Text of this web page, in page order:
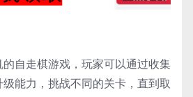
自走棋游戏，玩家可以通过收集
能力，挑战不同的关卡，直到取